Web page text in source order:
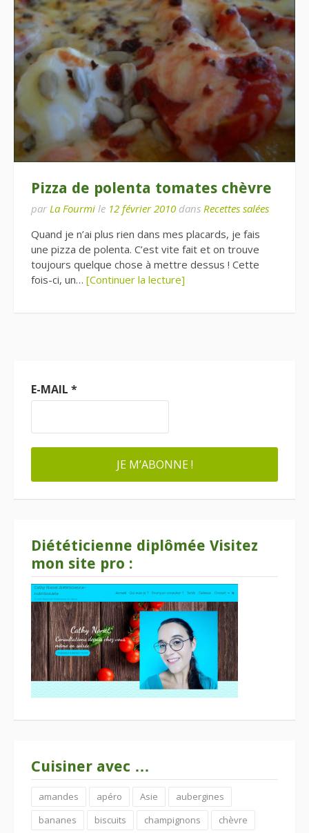
Pizza de polenta tomates chèvre
par La Fourmi le 12 février 2010 dans Recettes salées
Quand je n’ai plus rien dans mes placards, je fais
une pizza de polenta. C’est vite fait et on trouve
toujours quelque chose à mettre dessus ! Cette
fois-ci, un… [Continuer la lecture]
E-MAIL *
Diététicienne diplômée Visitez
mon site pro :
Cuisiner avec …
amandes apéro Asie
aubergines
bananes
biscuits champignons
chèvre